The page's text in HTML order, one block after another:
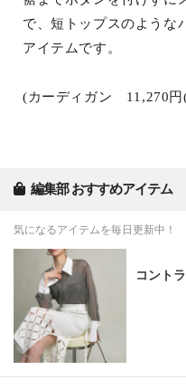
で、短トップスのような
アイテムです。
(カーディガン 11,270
編集部 おすすめアイテム
気になるアイテムを毎日更新中！
コント